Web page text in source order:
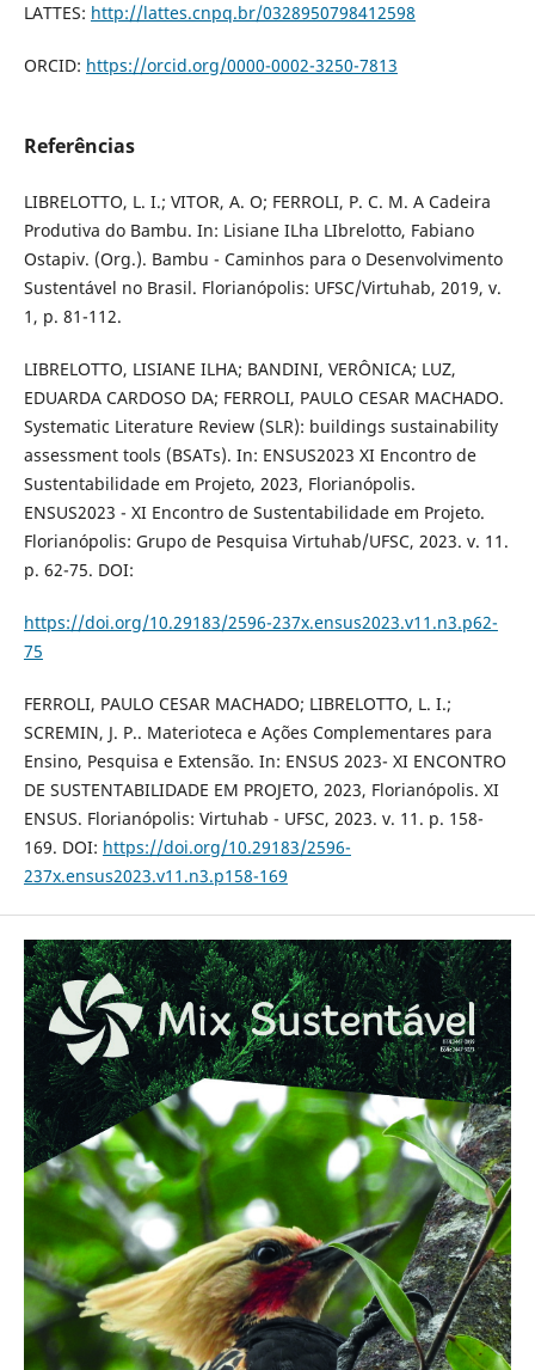
LATTES: http://lattes.cnpq.br/0328950798412598
ORCID: https://orcid.org/0000-0002-3250-7813
Referências
LIBRELOTTO, L. I.; VITOR, A. O; FERROLI, P. C. M. A Cadeira
Produtiva do Bambu. In: Lisiane ILha LIbrelotto, Fabiano
Ostapiv. (Org.). Bambu - Caminhos para o Desenvolvimento
Sustentável no Brasil. Florianópolis: UFSC/Virtuhab, 2019, v.
1, p. 81-112.
LIBRELOTTO, LISIANE ILHA; BANDINI, VERÔNICA; LUZ,
EDUARDA CARDOSO DA; FERROLI, PAULO CESAR MACHADO.
Systematic Literature Review (SLR): buildings sustainability
assessment tools (BSATs). In: ENSUS2023 XI Encontro de
Sustentabilidade em Projeto, 2023, Florianópolis.
ENSUS2023 - XI Encontro de Sustentabilidade em Projeto.
Florianópolis: Grupo de Pesquisa Virtuhab/UFSC, 2023. v. 11.
p. 62-75. DOI:
https://doi.org/10.29183/2596-237x.ensus2023.v11.n3.p62-
75
FERROLI, PAULO CESAR MACHADO; LIBRELOTTO, L. I.;
SCREMIN, J. P.. Materioteca e Ações Complementares para
Ensino, Pesquisa e Extensão. In: ENSUS 2023- XI ENCONTRO
DE SUSTENTABILIDADE EM PROJETO, 2023, Florianópolis. XI
ENSUS. Florianópolis: Virtuhab - UFSC, 2023. v. 11. p. 158-
169. DOI: https://doi.org/10.29183/2596-
237x.ensus2023.v11.n3.p158-169